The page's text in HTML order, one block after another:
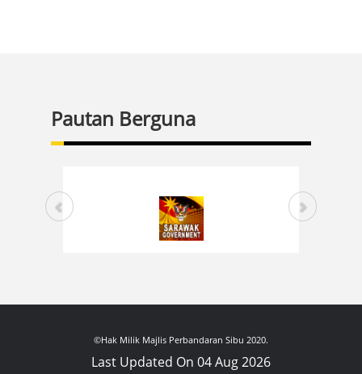
Pautan Berguna
©Hak Milik Majlis Perbandaran Sibu 2020.
Last Updated On 04 Aug 2026